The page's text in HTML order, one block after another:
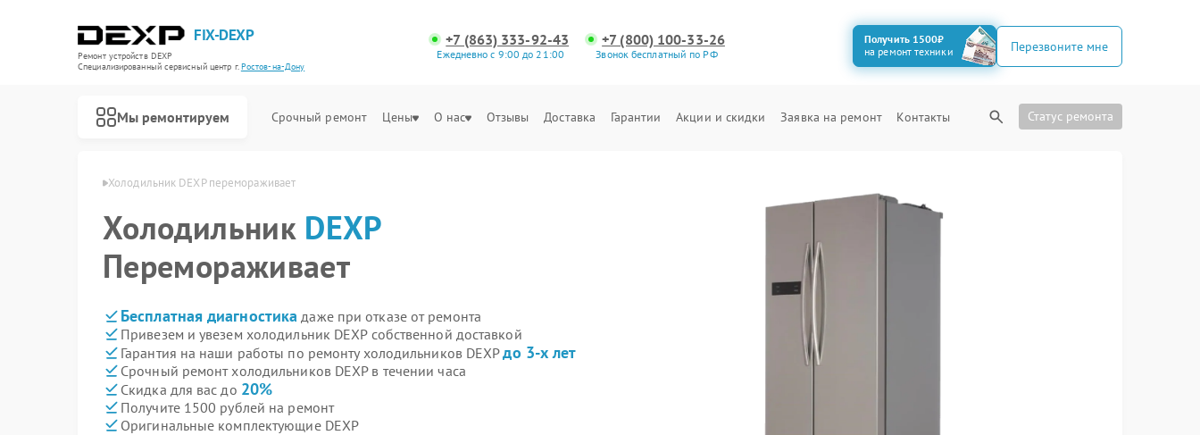
FIX-DEXP
Ремонт устройств DEXP
Специализированный cервисный центр г.Ростов-на-Дону
+7 (863) 333-92-43
Ежедневно с 9:00 до 21:00
+7 (800) 100-33-26
Звонок бесплатный по РФ
Получить 1500₽
на ремонт техники
Перезвоните мне
Мы ремонтируем Срочный ремонт Цены О нас Отзывы Доставка Гарантии Акции и скидки Заявка на ремонт Контакты Статус ремонта
в Ростове-на-Дону Холодильник DEXP перемораживает
Холодильник DEXP
Перемораживает
Бесплатная диагностика даже при отказе от ремонта
Привезем и увезем холодильник DEXP собственной доставкой
Гарантия на наши работы по ремонту холодильников DEXPдо 3-х лет
Срочный ремонт холодильников DEXP в течении часа
Скидка для вас до 20%
Получите 1500 рублей на ремонт
Оригинальные комплектующие DEXP